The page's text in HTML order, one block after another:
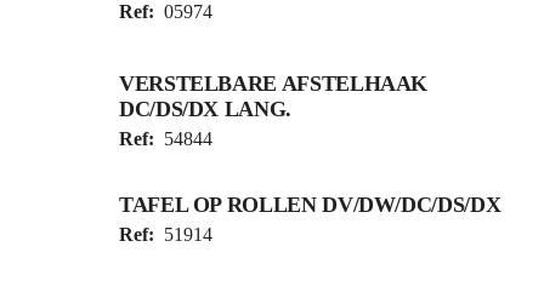
Ref: 05974
VERSTELBARE AFSTELHAAK
DC/DS/DX LANG.
Ref: 54844
TAFEL OP ROLLEN DV/DW/DC/DS/DX
Ref: 51914